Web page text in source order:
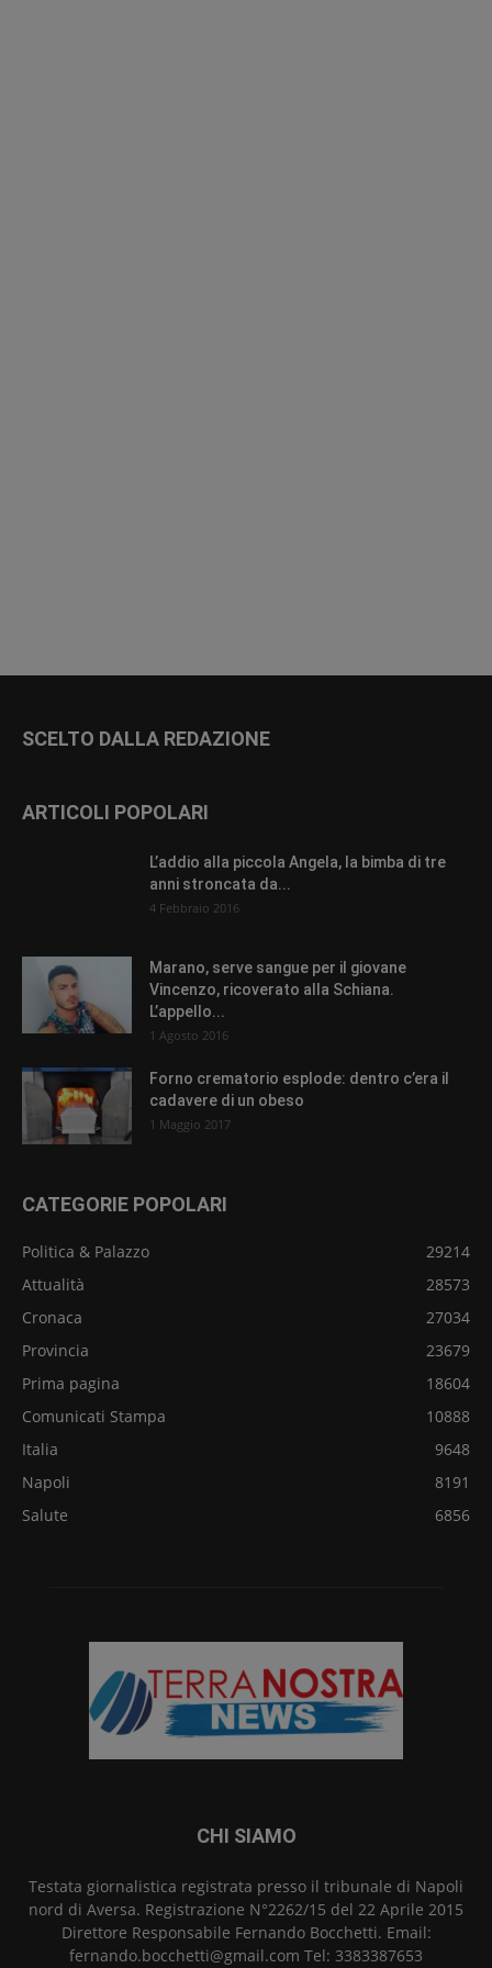
SCELTO DALLA REDAZIONE
ARTICOLI POPOLARI
L’addio alla piccola Angela, la bimba di tre
anni stroncata da...
4 Febbraio 2016
Marano, serve sangue per il giovane
Vincenzo, ricoverato alla Schiana.
L’appello...
1 Agosto 2016
Forno crematorio esplode: dentro c’era il
cadavere di un obeso
1 Maggio 2017
CATEGORIE POPOLARI
Politica & Palazzo
29214
Attualità
28573
Cronaca
27034
Provincia
23679
Prima pagina
18604
Comunicati Stampa
10888
Italia
9648
Napoli
8191
Salute
6856
CHI SIAMO
Testata giornalistica registrata presso il tribunale di Napoli
nord di Aversa. Registrazione N°2262/15 del 22 Aprile 2015
Direttore Responsabile Fernando Bocchetti. Email:
fernando.bocchetti@gmail.com Tel: 3383387653